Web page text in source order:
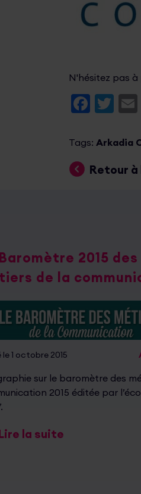
N'hésitez pas
Tags: Arkadia
Retour
2015 des
de la
le 1 octobre 2015
sur le baromètre des
2015 éditée par
la suite